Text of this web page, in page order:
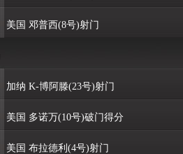
美国 邓普西(8号)射门
加纳 K-博阿滕(23号)射门
美国 多诺万(10号)破门得分
美国 布拉德利(4号)射门